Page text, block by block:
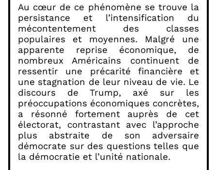
Au cœur de ce phénomène se trouve la
persistance et l’intensification du
mécontentement des classes
populaires et moyennes. Malgré une
apparente reprise économique, de
nombreux Américains continuent de
ressentir une précarité financière et
une stagnation de leur niveau de vie. Le
discours de Trump, axé sur les
préoccupations économiques concrètes,
a résonné fortement auprès de cet
électorat, contrastant avec l’approche
plus abstraite de son adversaire
démocrate sur des questions telles que
la démocratie et l’unité nationale.